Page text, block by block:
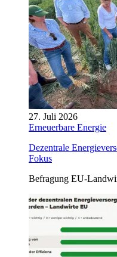
27. Juli 2026
Erneuerbare Energie
Dezentrale
Fokus
Befragung EU-